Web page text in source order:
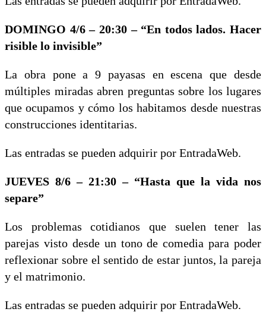
DOMINGO 4/6 – 20:30 – “En todos lados. Hacer
risible lo invisible”
La obra pone a 9 payasas en escena que desde
múltiples miradas abren preguntas sobre los lugares
que ocupamos y cómo los habitamos desde nuestras
construcciones identitarias.
Las entradas se pueden adquirir por EntradaWeb.
JUEVES 8/6 – 21:30 – “Hasta que la vida nos
separe”
Los problemas cotidianos que suelen tener las
parejas visto desde un tono de comedia para poder
reflexionar sobre el sentido de estar juntos, la pareja
y el matrimonio.
Las entradas se pueden adquirir por EntradaWeb.